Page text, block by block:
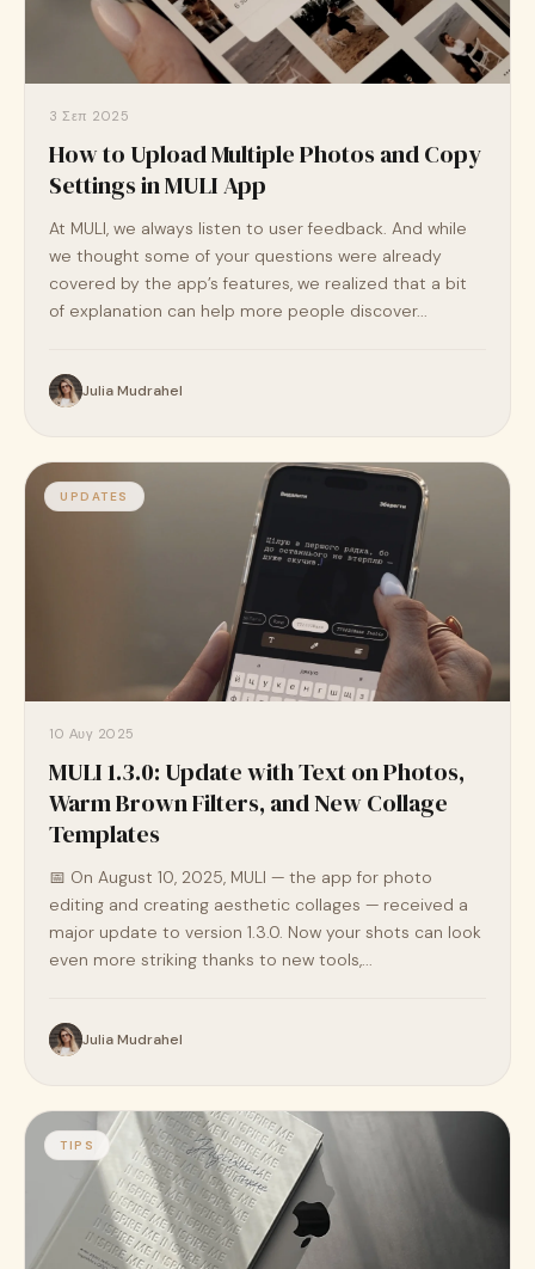
3 Σεπ 2025
How to Upload Multiple Photos and Copy
Settings in MULI App
At MULI, we always listen to user feedback. And while
we thought some of your questions were already
covered by the app’s features, we realized that a bit
of explanation can help more people discover...
Julia Mudrahel
UPDATES
10 Αυγ 2025
MULI 1.3.0: Update with Text on Photos,
Warm Brown Filters, and New Collage
Templates
📅 On August 10, 2025, MULI — the app for photo
editing and creating aesthetic collages — received a
major update to version 1.3.0. Now your shots can look
even more striking thanks to new tools,...
Julia Mudrahel
TIPS